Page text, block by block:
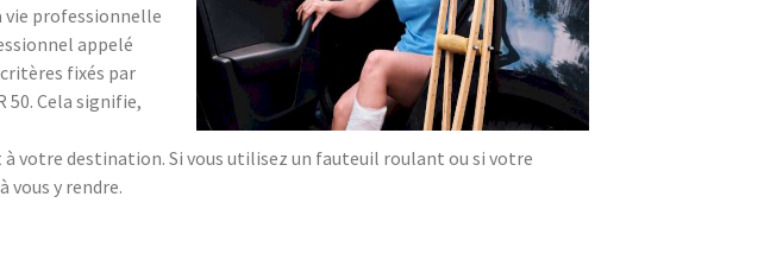
vie professionnelle
appelé
fixés par
50. Cela signifie,
votre destination. Si vous utilisez un fauteuil roulant ou si votre
vous y rendre.